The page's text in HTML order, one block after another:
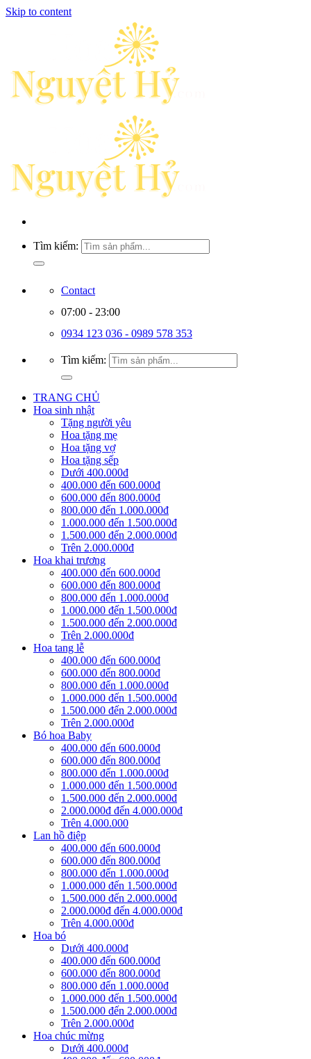
Skip to content
Tìm kiếm:
Contact
07:00 - 23:00
0934 123 036 - 0989 578 353
Tìm kiếm:
TRANG CHỦ
Hoa sinh nhật
Tặng người yêu
Hoa tặng mẹ
Hoa tặng vợ
Hoa tặng sếp
Dưới 400.000đ
400.000 đến 600.000đ
600.000 đến 800.000đ
800.000 đến 1.000.000đ
1.000.000 đến 1.500.000đ
1.500.000 đến 2.000.000đ
Trên 2.000.000đ
Hoa khai trương
400.000 đến 600.000đ
600.000 đến 800.000đ
800.000 đến 1.000.000đ
1.000.000 đến 1.500.000đ
1.500.000 đến 2.000.000đ
Trên 2.000.000đ
Hoa tang lễ
400.000 đến 600.000đ
600.000 đến 800.000đ
800.000 đến 1.000.000đ
1.000.000 đến 1.500.000đ
1.500.000 đến 2.000.000đ
Trên 2.000.000đ
Bó hoa Baby
400.000 đến 600.000đ
600.000 đến 800.000đ
800.000 đến 1.000.000đ
1.000.000 đến 1.500.000đ
1.500.000 đến 2.000.000đ
2.000.000đ đến 4.000.000đ
Trên 4.000.000
Lan hồ điệp
400.000 đến 600.000đ
600.000 đến 800.000đ
800.000 đến 1.000.000đ
1.000.000 đến 1.500.000đ
1.500.000 đến 2.000.000đ
2.000.000đ đến 4.000.000đ
Trên 4.000.000đ
Hoa bó
Dưới 400.000đ
400.000 đến 600.000đ
600.000 đến 800.000đ
800.000 đến 1.000.000đ
1.000.000 đến 1.500.000đ
1.500.000 đến 2.000.000đ
Trên 2.000.000đ
Hoa chúc mừng
Dưới 400.000đ